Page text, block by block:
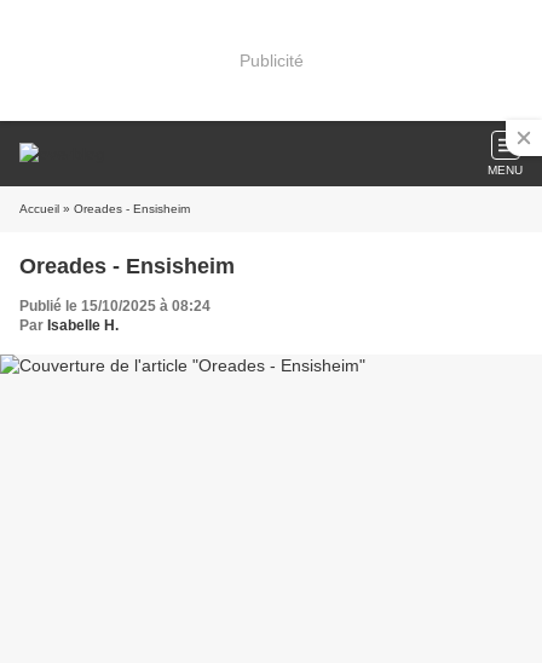
Publicité
MENU
Accueil » Oreades - Ensisheim
Oreades - Ensisheim
Publié le 15/10/2025 à 08:24
Par Isabelle H.